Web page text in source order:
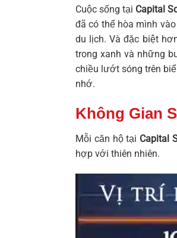
Cuộc sống tại Capital
đã có thể hòa mình
du lịch. Và đặc biệt
trong xanh và những
chiều lướt sóng trên
nhớ.
Không Gian
Mỗi căn hộ tại Capital
hợp với thiên nhiên.